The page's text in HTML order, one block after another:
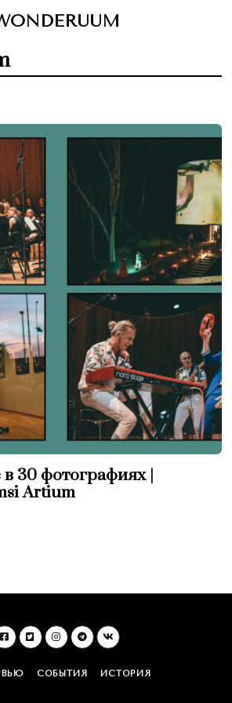
30 фотографиях |
Artium
СОБЫТИЯ
ИСТОРИЯ